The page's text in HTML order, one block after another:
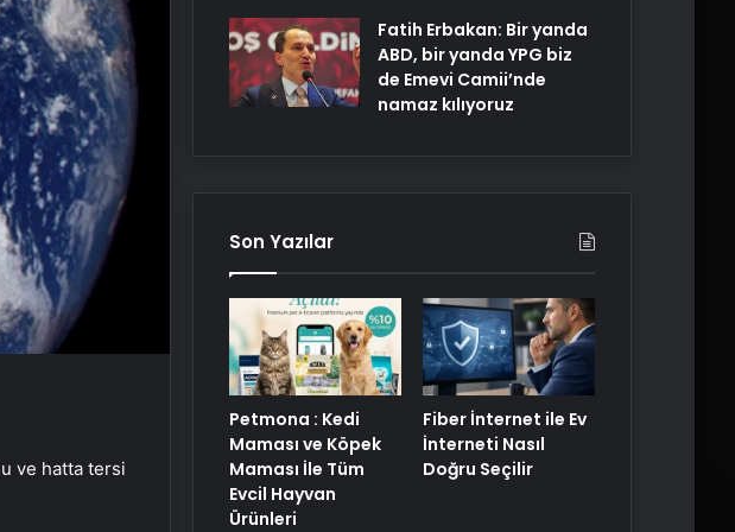
ve hatta tersi
Fatih Erbakan: Bir yanda
ABD, bir yanda YPG biz
de Emevi Camii’nde
namaz kılıyoruz
Son Yazılar
Petmona : Kedi
Maması ve Köpek
Maması İle Tüm
Evcil Hayvan
Ürünleri
Fiber İnternet ile Ev
İnterneti Nasıl
Doğru Seçilir